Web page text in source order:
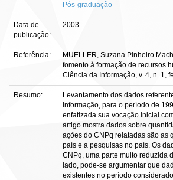
Pós-graduação
Data de
publicação:
2003
Referência:
MUELLER, Suzana Pinheiro
fomento à formação de recursos
Ciência da Informação, v. 4, n. 1,
Resumo:
Levantamento dos dados
Informação, para o período de
enfatizada sua vocação inicial
artigo mostra dados sobre
ações do CNPq relatadas são as
país e a pesquisas no país. Os
CNPq, uma parte muito reduzida
lado, pode-se argumentar que
existentes no período